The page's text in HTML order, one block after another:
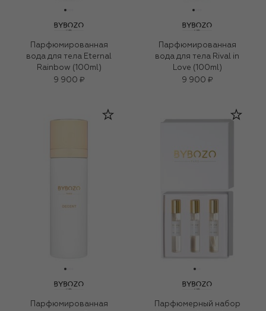
Парфюмированная
вода для тела Eternal
Rainbow (100ml)
9 900 ₽
Парфюмированная
вода для тела Rival in
Love (100ml)
9 900 ₽
Парфюмированная
Парфюмерный набор